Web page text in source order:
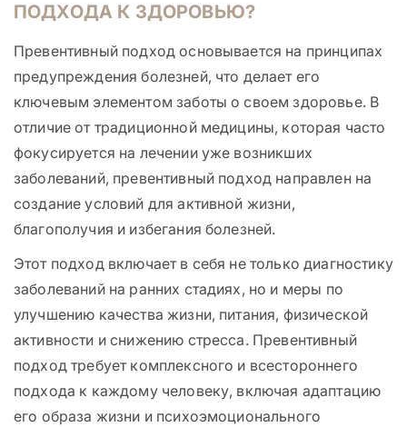
ПОДХОДА К ЗДОРОВЬЮ?
Превентивный подход основывается на принципах
предупреждения болезней, что делает его
ключевым элементом заботы о своем здоровье. В
отличие от традиционной медицины, которая часто
фокусируется на лечении уже возникших
заболеваний, превентивный подход направлен на
создание условий для активной жизни,
благополучия и избегания болезней.
Этот подход включает в себя не только диагностику
заболеваний на ранних стадиях, но и меры по
улучшению качества жизни, питания, физической
активности и снижению стресса. Превентивный
подход требует комплексного и всестороннего
подхода к каждому человеку, включая адаптацию
его образа жизни и психоэмоционального